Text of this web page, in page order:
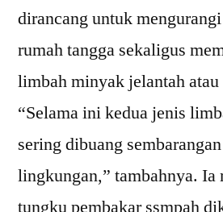
dirancang untuk
rumah tangga sekaligus
limbah minyak jelantah
“Selama ini kedua jenis
sering dibuang
lingkungan,” tambahnya. Ia
tungku pembakar ssmpah